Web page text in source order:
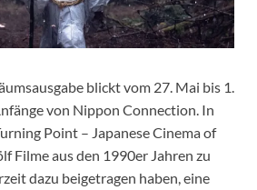
blickt vom 27. Mai bis 1.
von Nippon Connection. In
Point – Japanese Cinema of
Filme aus den 1990er Jahren zu
dazu beigetragen haben, eine